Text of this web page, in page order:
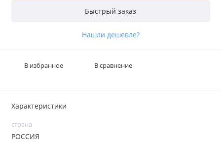
Быстрый заказ
Нашли дешевле?
В избранное В сравнение
Характеристики
страна
РОССИЯ